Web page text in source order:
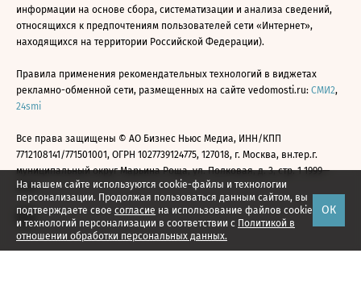
На нашем сайте используются cookie-файлы и технологии
персонализации. Продолжая пользоваться данным сайтом, вы
подтверждаете свое согласие на использование файлов cookie
и технологий персонализации в соответствии с Политикой в
отношении обработки персональных данных.
ОК
информации на основе сбора, систематизации и анализа сведений,
относящихся к предпочтениям пользователей сети «Интернет»,
находящихся на территории Российской Федерации).
Правила применения рекомендательных технологий в виджетах
рекламно-обменной сети, размещенных на сайте vedomosti.ru: СМИ2,
24smi
Все права защищены © АО Бизнес Ньюс Медиа, ИНН/КПП
7712108141/771501001, ОГРН 1027739124775, 127018, г. Москва, вн.тер.г.
муниципальный округ Марьина Роща, ул. Полковая, д. 3, стр. 1 1999—
2026